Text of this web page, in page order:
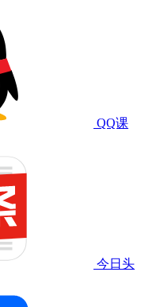
QQ课
今日头